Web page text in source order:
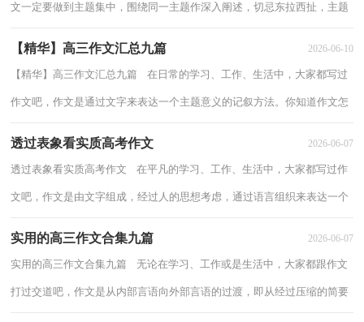
文一定要做到主题集中，围绕同一主题作深入阐述，切忌东拉西扯，主题
【精华】高三作文汇总九篇 2026-06-10
【精华】高三作文汇总九篇 在日常的学习、工作、生活中，大家都写过
作文吧，作文是通过文字来表达一个主题意义的记叙方法。你知道作文怎
透过表象看实质高考作文 2026-06-07
透过表象看实质高考作文 在平凡的学习、工作、生活中，大家都写过作
文吧，作文是由文字组成，经过人的思想考虑，通过语言组织来表达一个
实用的高三作文合集九篇 2026-06-07
实用的高三作文合集九篇 无论在学习、工作或是生活中，大家都跟作文
打过交道吧，作文是从内部言语向外部言语的过渡，即从经过压缩的简要